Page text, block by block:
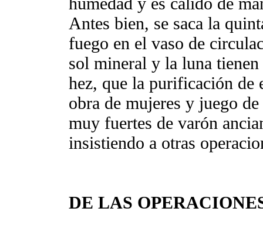
Antes bien, se saca la
fuego en el vaso de
sol mineral y la luna tienen
hez, que la purificación de
obra de mujeres y juego
muy fuertes de varón
insistiendo a otras
DE LAS